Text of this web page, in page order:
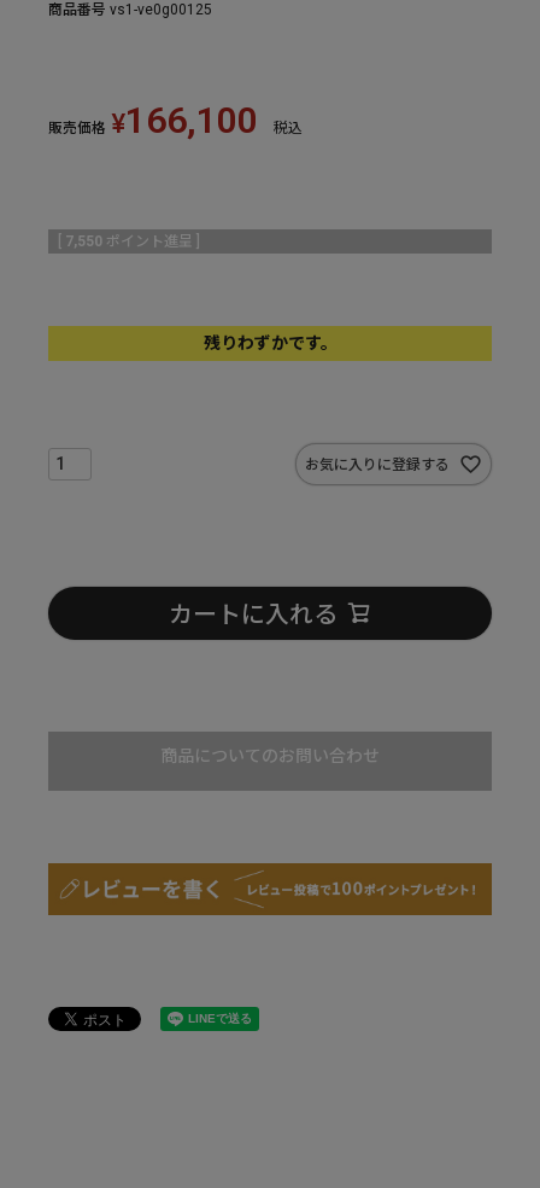
商品番号 vs1-ve0g00125
販売価格 ¥166,100 税込
7,550 ポイント進呈 ]
残りわずかです。
お気に入りに登録する
カートに入れる
商品についてのお問い合わせ